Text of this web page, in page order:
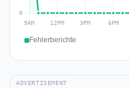
Fehlerberichte
ADVERTISEMENT